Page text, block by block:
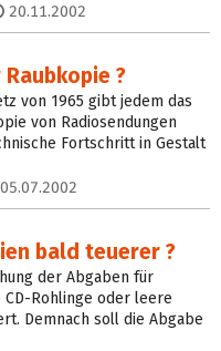
20.11.2002
?
von 1965 gibt jedem das
von Radiosendungen
Fortschritt in Gestalt
05.07.2002
bald teuerer ?
der Abgaben für
Rohlinge oder leere
Demnach soll die Abgabe